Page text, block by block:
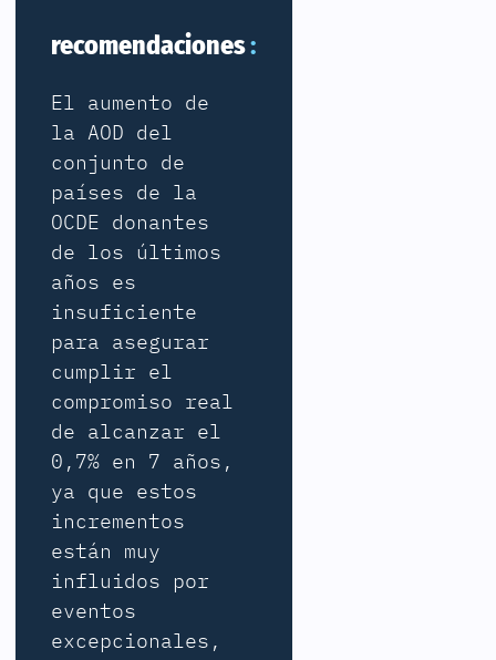
recomendaciones
El aumento de
la AOD del
conjunto de
países de la
OCDE donantes
de los últimos
años es
insuficiente
para asegurar
cumplir el
compromiso real
de alcanzar el
0,7% en 7 años,
ya que estos
incrementos
están muy
influidos por
eventos
excepcionales,